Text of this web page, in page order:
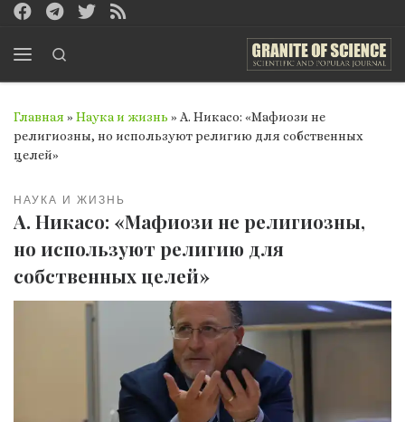
Перейти к содержимому
Главная » Наука и жизнь » А. Никасо: «Мафиози не
религиозны, но используют религию для собственных
целей»
НАУКА И ЖИЗНЬ
А. Никасо: «Мафиози не религиозны,
но используют религию для
собственных целей»